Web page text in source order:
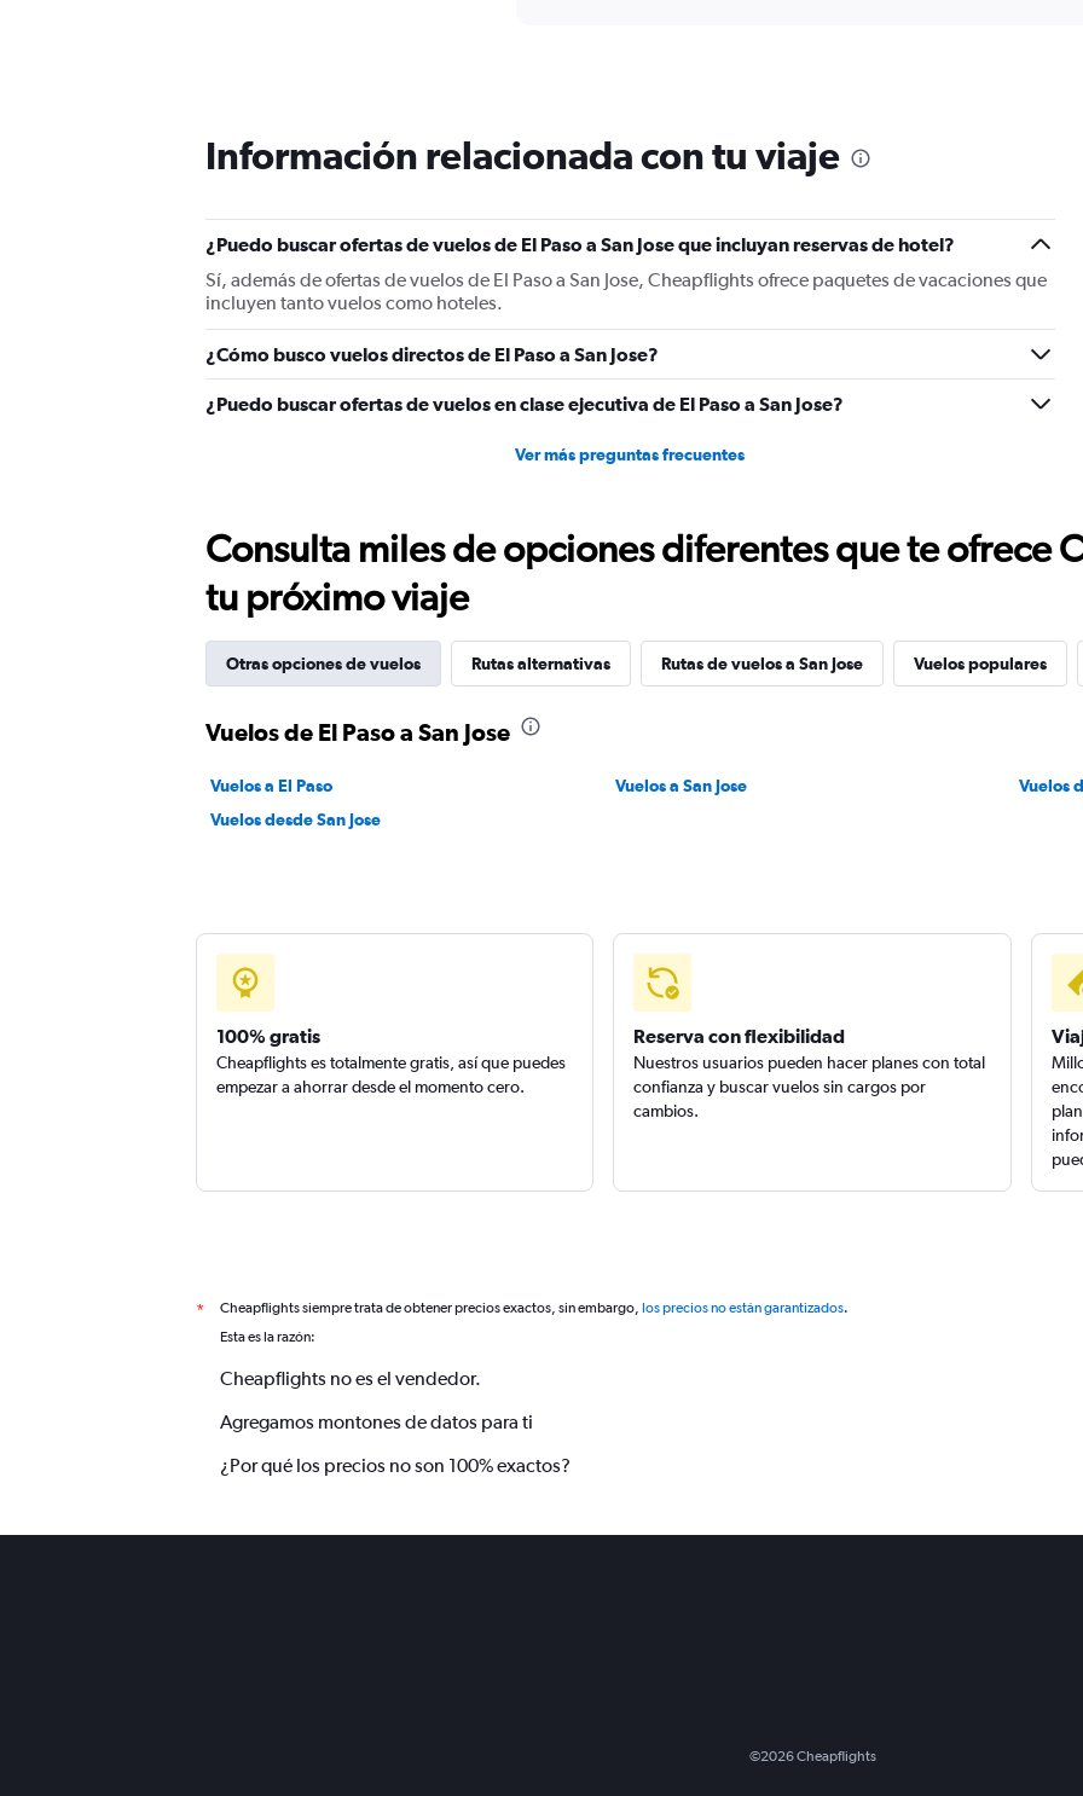
chart
has
Y
axis
displaying
values.
0
to
750.
Información relacionada con tu viaje
¿Puedo buscar ofertas de vuelos de El Paso a San Jose que incluyan reservas de hotel?
Sí, además de ofertas de vuelos de El Paso a San Jose, Cheapflights ofrece paquetes de vacaciones que
incluyen tanto vuelos como hoteles.
¿Cómo busco vuelos directos de El Paso a San Jose?
¿Puedo buscar ofertas de vuelos en clase ejecutiva de El Paso a San Jose?
Ver más preguntas frecuentes
Consulta miles de opciones diferentes que te ofrece
tu próximo viaje
Otras opciones de vuelos Rutas alternativas Rutas de vuelos a San Jose Vuelos populares
Vuelos de El Paso a San Jose
Vuelos a El Paso Vuelos a San Jose
Vuelos
Vuelos desde San Jose
100% gratis
Cheapflights es totalmente gratis, así que puedes
empezar a ahorrar desde el momento cero.
Reserva con flexibilidad
Nuestros usuarios pueden hacer planes con total
confianza y buscar vuelos sin cargos por
cambios.
* Cheapflights siempre trata de obtener precios exactos, sin embargo, los precios no están garantizados.
Esta es la razón:
Cheapflights no es el vendedor.
Agregamos montones de datos para ti
¿Por qué los precios no son 100% exactos?
©2026Cheapflights